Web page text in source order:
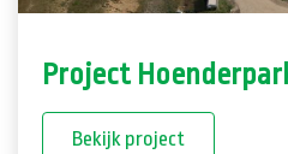
Project
Bekijk project